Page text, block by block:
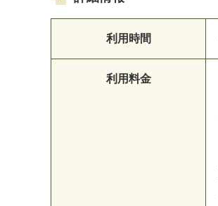
利用時間
利用料金